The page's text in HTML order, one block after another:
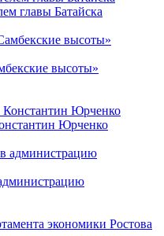
главы Батайска
высоты»
Юрченко